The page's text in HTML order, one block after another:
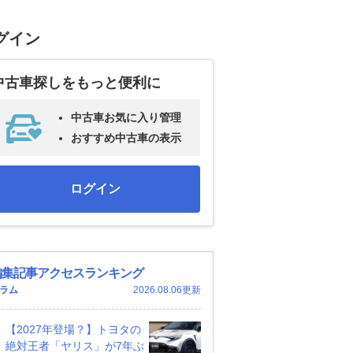
イン
古車探しをもっと便利に
中古車お気に入り管理
おすすめ中古車の表示
ログイン
記事アクセスランキング
ム 2026.08.06更新
【2027年登場？】トヨタの
絶対王者「ヤリス」が7年ぶ